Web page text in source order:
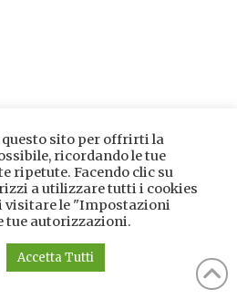
sito per offrirti la
ricordando le tue
ripetute. Facendo clic su
a utilizzare tutti i cookies
visitare le "Impostazioni
tue autorizzazioni.
Accetta Tutti